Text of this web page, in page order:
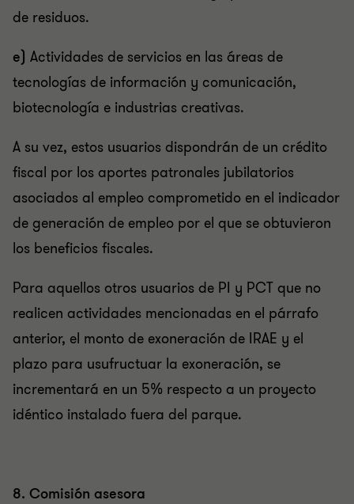
de residuos.
e) Actividades de servicios en las áreas de
tecnologías de información y comunicación,
biotecnología e industrias creativas.
A su vez, estos usuarios dispondrán de un crédito
fiscal por los aportes patronales jubilatorios
asociados al empleo comprometido en el indicador
de generación de empleo por el que se obtuvieron
los beneficios fiscales.
Para aquellos otros usuarios de PI y PCT que no
realicen actividades mencionadas en el párrafo
anterior, el monto de exoneración de IRAE y el
plazo para usufructuar la exoneración, se
incrementará en un 5% respecto a un proyecto
idéntico instalado fuera del parque.
8. Comisión asesora